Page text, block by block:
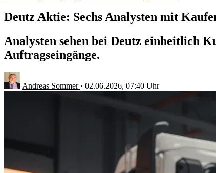
Deutz Aktie: Sechs Analysten mit
Analysten sehen bei Deutz einheitlich
Auftragseingänge.
Andreas Sommer · 02.06.2026, 07:40 Uhr